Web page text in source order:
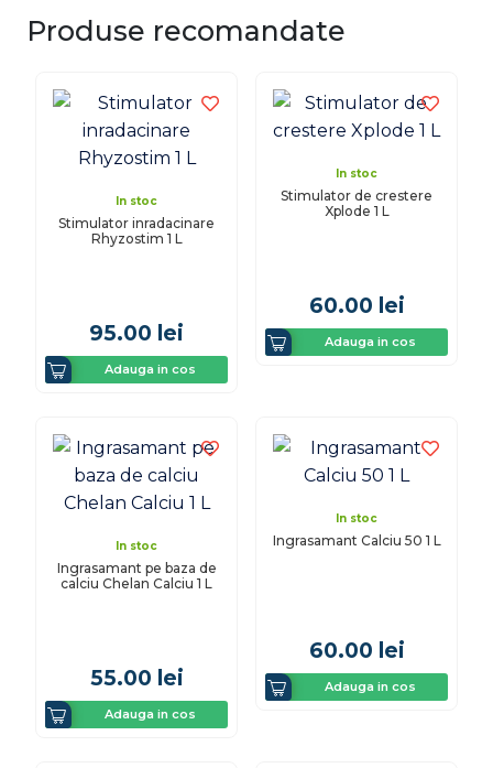
Produse recomandate
In stoc
Stimulator inradacinare
Rhyzostim 1 L
95.00 lei
Adauga in cos
In stoc
Stimulator de crestere
Xplode 1 L
60.00 lei
Adauga in cos
In stoc
Ingrasamant pe baza de
calciu Chelan Calciu 1 L
55.00 lei
Adauga in cos
In stoc
Ingrasamant Calciu 50 1 L
60.00 lei
Adauga in cos